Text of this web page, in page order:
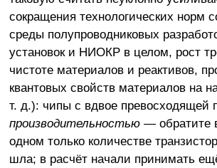
сокращения технологических норм
среды полупроводниковых
установок и НИОКР в целом, рост
чистоте материалов и реактивов,
квантовых свойств материалов на
т. д.): чипы с вдвое превосходящей
производительностью— обратите
одном только количестве
шла; в расчёт начали принимать